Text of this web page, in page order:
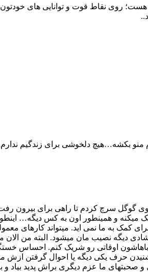
نقاط قوت و توانایی های خودتون
منو بکشه…هیچ دلخوشی برای زندگیم
سرچ کردم تا راهی برای بیرون رفت
و همینطور اون به کس دیگه…
کمک به ما نمی اید. میتواند کارهای
دیگه نصیب مان میشود. البته من الان
باهاشون اوقاتی رو شریک کنم. احساس
حرف یکی دیگه یا احوال گرفتن ازش
صحبتهای ما عزم دیگری براش پدید بیاد و